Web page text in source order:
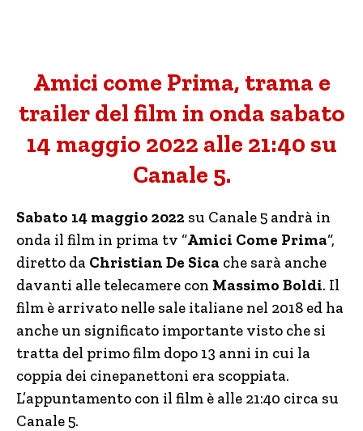
Amici come Prima, trama e
trailer del film in onda sabato
14 maggio 2022 alle 21:40 su
Canale 5.
Sabato 14 maggio 2022 su Canale 5 andrà in
onda il film in prima tv “Amici Come Prima“,
diretto da Christian De Sica che sarà anche
davanti alle telecamere con Massimo Boldi. Il
film è arrivato nelle sale italiane nel 2018 ed ha
anche un significato importante visto che si
tratta del primo film dopo 13 anni in cui la
coppia dei cinepanettoni era scoppiata.
L’appuntamento con il film è alle 21:40 circa su
Canale 5.